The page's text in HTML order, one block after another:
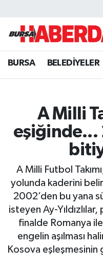
BURSA BELEDİYELER
A Milli
eşiğinde...
A Milli Futbol
yolunda kaderini
2002’den bu yana
isteyen Ay-
finalde Romanya
engelin aşılması
Kosova eşleşmesinin
Hava Durumu
Trafik Durumu
Süper Lig Puan
Tüm Manşetler
Son Dakika
Haber Arşivi